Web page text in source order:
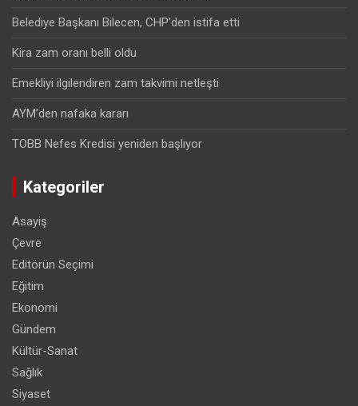
Belediye Başkanı Bilecen, CHP’den istifa etti
Kira zam oranı belli oldu
Emekliyi ilgilendiren zam takvimi netleşti
AYM’den nafaka kararı
TOBB Nefes Kredisi yeniden başlıyor
Kategoriler
Asayiş
Çevre
Editörün Seçimi
Eğitim
Ekonomi
Gündem
Kültür-Sanat
Sağlık
Siyaset